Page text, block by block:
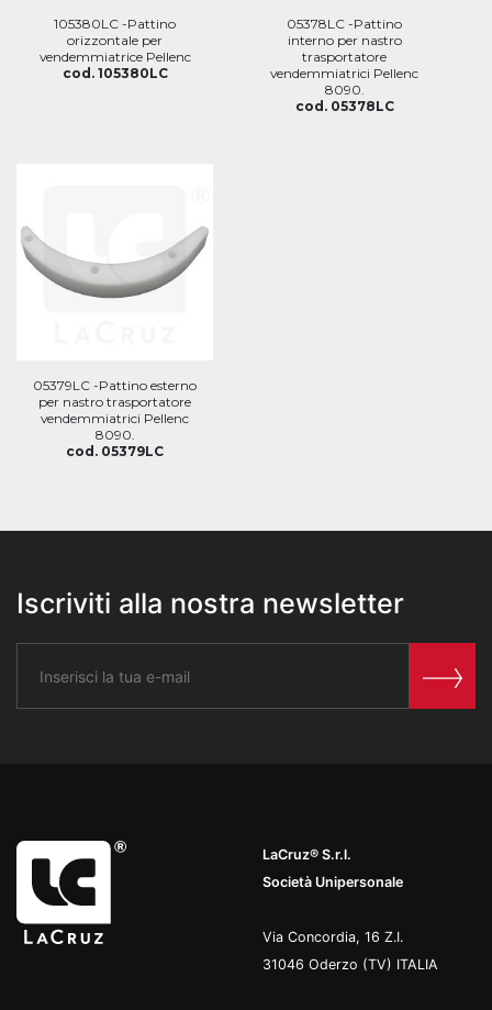
105380LC -Pattino
orizzontale per
vendemmiatrice Pellenc
cod. 105380LC
05378LC -Pattino
interno per nastro
trasportatore
vendemmiatrici Pellenc
8090.
cod. 05378LC
05379LC -Pattino esterno
per nastro trasportatore
vendemmiatrici Pellenc
8090.
cod. 05379LC
Iscriviti alla nostra newsletter
LaCruz® S.r.l.
Società Unipersonale
Via Concordia, 16 Z.I.
31046 Oderzo (TV) ITALIA